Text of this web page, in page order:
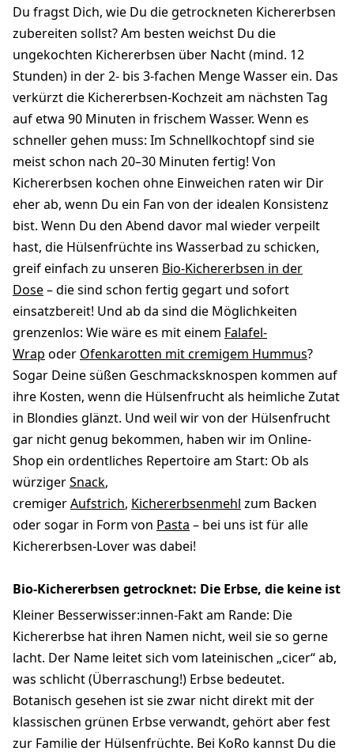
Du fragst Dich, wie Du die getrockneten Kichererbsen
zubereiten sollst? Am besten weichst Du die
ungekochten Kichererbsen über Nacht (mind. 12
Stunden) in der 2- bis 3-fachen Menge Wasser ein. Das
verkürzt die Kichererbsen-Kochzeit am nächsten Tag
auf etwa 90 Minuten in frischem Wasser. Wenn es
schneller gehen muss: Im Schnellkochtopf sind sie
meist schon nach 20–30 Minuten fertig! Von
Kichererbsen kochen ohne Einweichen raten wir Dir
eher ab, wenn Du ein Fan von der idealen Konsistenz
bist. Wenn Du den Abend davor mal wieder verpeilt
hast, die Hülsenfrüchte ins Wasserbad zu schicken,
greif einfach zu unseren Bio-Kichererbsen in der
Dose– die sind schon fertig gegart und sofort
einsatzbereit! Und ab da sind die Möglichkeiten
grenzenlos: Wie wäre es mit einem Falafel-
Wrap oder Ofenkarotten mit cremigem Hummus?
Sogar Deine süßen Geschmacksknospen kommen auf
ihre Kosten, wenn die Hülsenfrucht als heimliche Zutat
in Blondies glänzt. Und weil wir von der Hülsenfrucht
gar nicht genug bekommen, haben wir im Online-
Shop ein ordentliches Repertoire am Start: Ob als
würzigerSnack,
cremigerAufstrich, Kichererbsenmehl zum Backen
oder sogar in Form von Pasta – bei uns ist für alle
Kichererbsen-Lover was dabei!
Bio-Kichererbsen getrocknet: Die Erbse, die keine ist
Kleiner Besserwisser:innen-Fakt am Rande: Die
Kichererbse hat ihren Namen nicht, weil sie so gerne
lacht. Der Name leitet sich vom lateinischen „cicer“ ab,
was schlicht (Überraschung!) Erbse bedeutet.
Botanisch gesehen ist sie zwar nicht direkt mit der
klassischen grünen Erbse verwandt, gehört aber fest
zur Familie der Hülsenfrüchte. Bei KoRo kannst Du die